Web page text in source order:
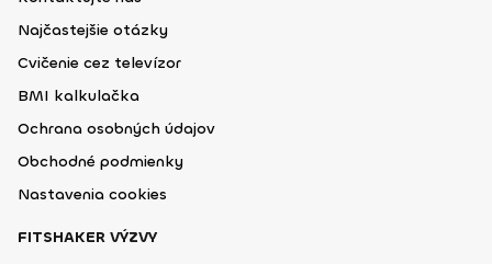
Najčastejšie otázky
Cvičenie cez televízor
BMI kalkulačka
Ochrana osobných údajov
Obchodné podmienky
Nastavenia cookies
FITSHAKER VÝZVY